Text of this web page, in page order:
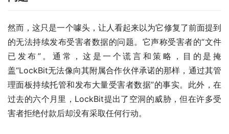
然而，这只是一个噱头，让人看起来以为它修复了前面提到
的无法持续发布受害者数据的问题。它声称受害者的“文件
已发布”。通常，这是一个谎言和策略，目的是掩
盖“LockBit无法像向其附属合作伙伴承诺的那样，通过其管
理面板持续托管和发布大量受害者数据”的事实。此外，在
过去的六个月里，LockBit提出了空洞的威胁，但在许多受
害者拒绝付款后却没有采取任何行动。